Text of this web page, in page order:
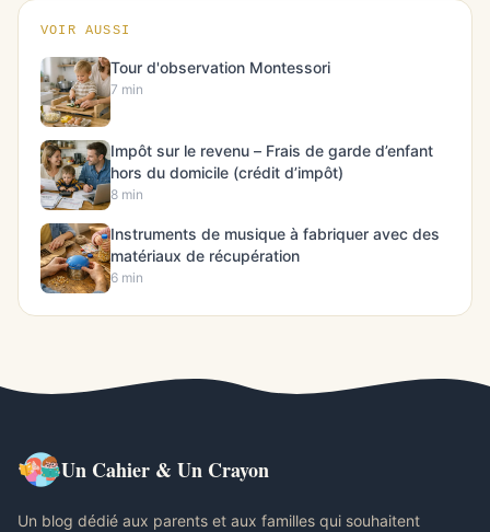
VOIR AUSSI
Tour d'observation Montessori
7 min
Impôt sur le revenu – Frais de garde d’enfant
hors du domicile (crédit d’impôt)
8 min
Instruments de musique à fabriquer avec des
matériaux de récupération
6 min
Un Cahier & Un Crayon
Un blog dédié aux parents et aux familles qui souhaitent